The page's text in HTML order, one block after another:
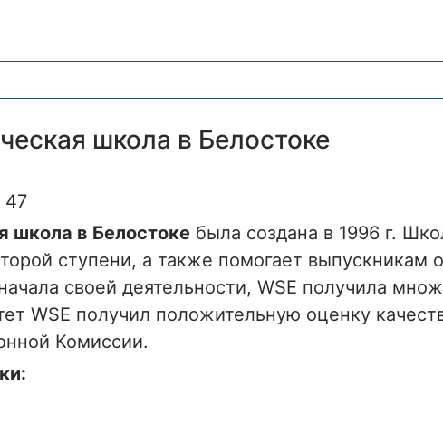
школа в Белостоке
47
школа в Белостокебыла создана в 1996 г.
ступени, а также помогает выпускникам
своей деятельности, WSE получила
WSE получил положительную оценку
Комиссии.